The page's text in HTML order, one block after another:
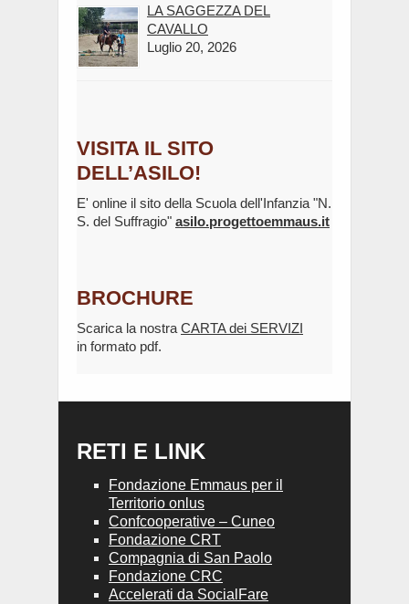
LA SAGGEZZA DEL
CAVALLO
Luglio 20, 2026
VISITA IL SITO
DELL’ASILO!
E' online il sito della Scuola dell'Infanzia "N.
S. del Suffragio" asilo.progettoemmaus.it
BROCHURE
Scarica la nostra CARTA dei SERVIZI
in formato pdf.
RETI E LINK
Fondazione Emmaus per il
Territorio onlus
Confcooperative – Cuneo
Fondazione CRT
Compagnia di San Paolo
Fondazione CRC
Accelerati da SocialFare